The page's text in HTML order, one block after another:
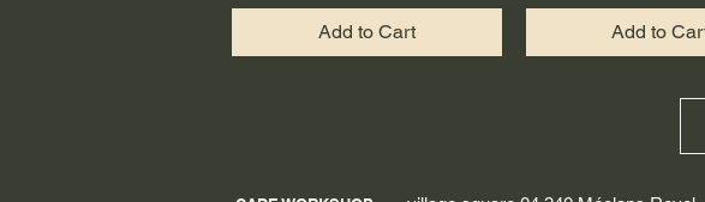
Add to Cart Add to